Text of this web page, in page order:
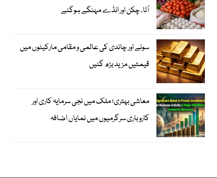
آٹا، چکن اور انڈے مہنگے ہوگئے
سونے اور چاندی کی عالمی و مقامی مارکیٹوں میں
قیمتیں مزید بڑھ گئیں
معاشی بہتری؛ ملک میں نجی سرمایہ کاری اور
کاروباری سرگرمیوں میں نمایاں اضافہ